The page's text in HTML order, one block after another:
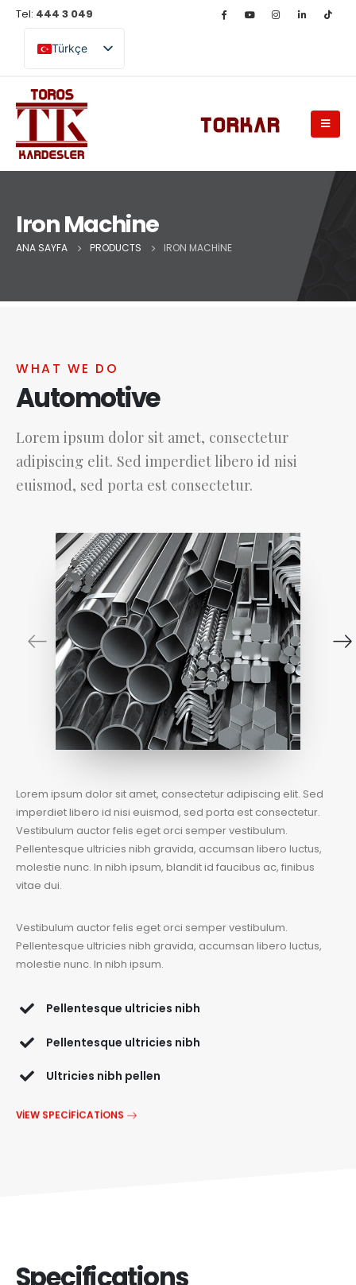
Tel: 444 3 049
Türkçe
English (UK)
Iron Machine
ANA SAYFA PRODUCTS IRON MACHINE
WHAT WE DO
Automotive
Lorem ipsum dolor sit amet, consectetur
adipiscing elit. Sed imperdiet libero id nisi
euismod, sed porta est consectetur.
Lorem ipsum dolor sit amet, consectetur adipiscing elit. Sed
imperdiet libero id nisi euismod, sed porta est consectetur.
Vestibulum auctor felis eget orci semper vestibulum.
Pellentesque ultricies nibh gravida, accumsan libero luctus,
molestie nunc. In nibh ipsum, blandit id faucibus ac, finibus
vitae dui.
Vestibulum auctor felis eget orci semper vestibulum.
Pellentesque ultricies nibh gravida, accumsan libero luctus,
molestie nunc. In nibh ipsum.
Pellentesque ultricies nibh
Pellentesque ultricies nibh
Ultricies nibh pellen
VIEW SPECIFICATIONS
Specifications